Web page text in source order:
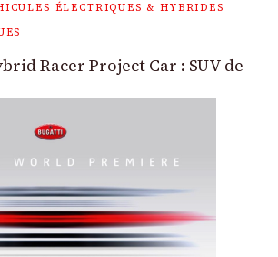
ÉLECTRIQUES & HYBRIDES
Racer Project Car : SUV de